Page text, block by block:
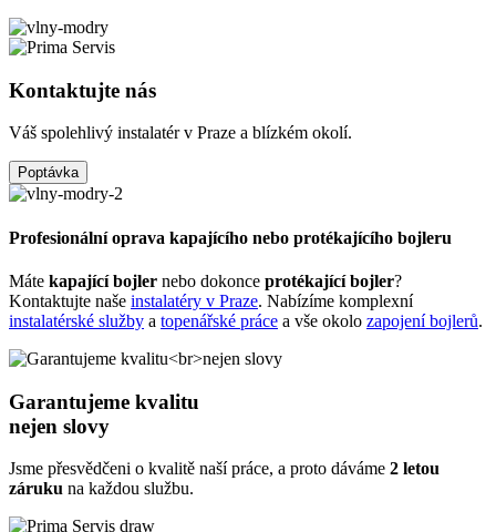
Kontaktujte nás
Váš spolehlivý instalatér v Praze a blízkém okolí.
Poptávka
Profesionální oprava kapajícího nebo protékajícího bojleru
Máte kapající bojler nebo dokonce protékající bojler?
Kontaktujte naše instalatéry v Praze. Nabízíme komplexní
instalatérské služby a topenářské práce a vše okolo zapojení bojlerů.
Garantujeme kvalitu
nejen slovy
Jsme přesvědčeni o kvalitě naší práce, a proto dáváme 2 letou
záruku na každou službu.